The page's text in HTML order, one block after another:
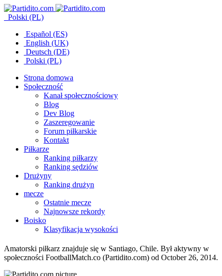
Polski (PL)
Español (ES)
English (UK)
Deutsch (DE)
Polski (PL)
Strona domowa
Społeczność
Kanał społecznościowy
Blog
Dev Blog
Zaszeregowanie
Forum piłkarskie
Kontakt
Piłkarze
Ranking piłkarzy
Ranking sędziów
Drużyny
Ranking drużyn
mecze
Ostatnie mecze
Najnowsze rekordy
Boisko
Klasyfikacja wysokości
Amatorski piłkarz znajduje się w Santiago, Chile. Był aktywny w
społeczności FootballMatch.co (Partidito.com) od October 26, 2014.